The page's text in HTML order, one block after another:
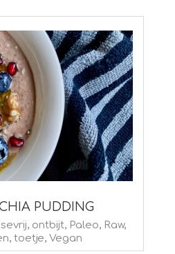
PUDDING
, ontbijt, Paleo, Raw,
, toetje, Vegan